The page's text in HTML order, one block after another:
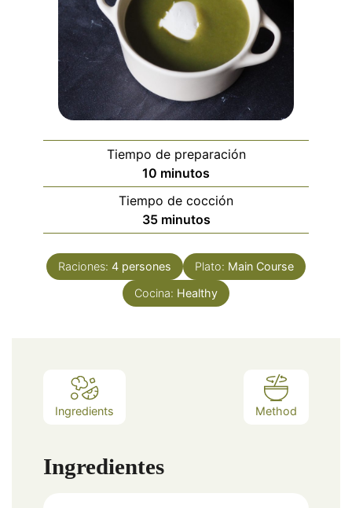
Tiempo de preparación
10 minutos
minutos
Tiempo de cocción
35minutos
minutos
Raciones: 4 persones Plato: Main Course
Cocina: Healthy
Ingredients Method
Ingredientes